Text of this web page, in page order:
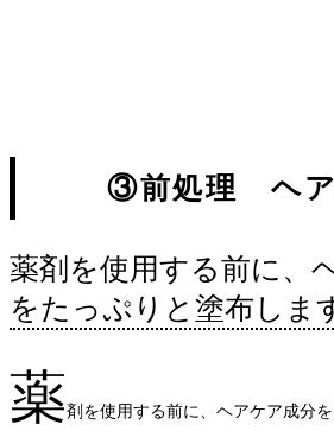
③前処理 ヘ
薬剤を使用する前に、
をたっぷりと塗布しま
薬剤を使用する前に、ヘアケア成分